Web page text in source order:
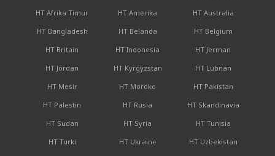
HT Afrika Timur
HT Amerika
HT Australia
HT Bangladesh
HT Belanda
HT Belgium
HT Britain
HT Indonesia
HT Jerman
HT Jordan
HT Kyrgyzstan
HT Lubnan
HT Mesir
HT Moroko
HT Pakistan
HT Palestin
HT Rusia
HT Skandinavia
HT Sudan
HT Syria
HT Tunisia
HT Turki
HT Ukraine HT Uzbekistan